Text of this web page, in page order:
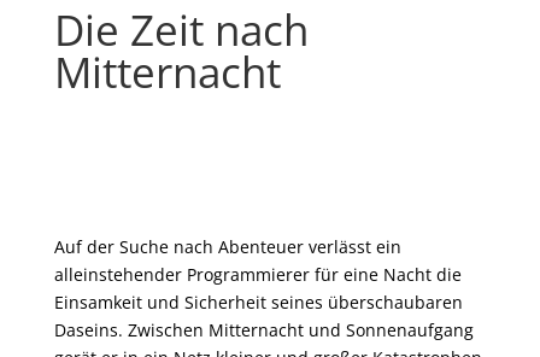
Die Zeit nach
Mitternacht
Auf der Suche nach Abenteuer verlässt ein
alleinstehender Programmierer für eine Nacht die
Einsamkeit und Sicherheit seines überschaubaren
Daseins. Zwischen Mitternacht und Sonnenaufgang